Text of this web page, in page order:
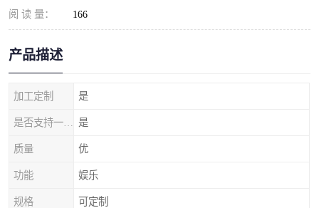
阅 读 量： 166
产品描述
加工定制 是
是
质量 优
功能 娱乐
规格 可定制